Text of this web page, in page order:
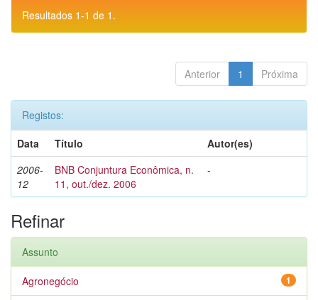
Resultados 1-1 de 1.
Anterior 1 Próxima
Registos:
Data
Título
Autor(es)
2006-
12
BNB Conjuntura Econômica, n.
11, out./dez. 2006
-
Refinar
Assunto
1
Agronegócio